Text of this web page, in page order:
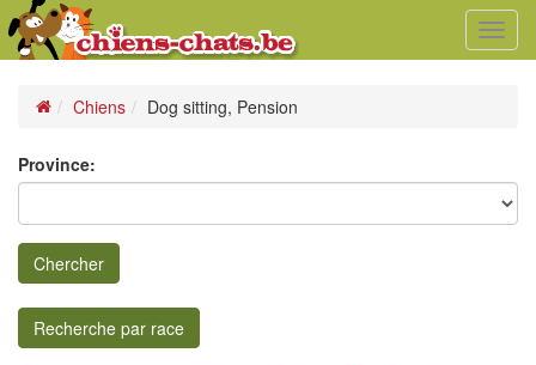
Chiens Dog sitting, Pension
Province:
Chercher
Recherche par race